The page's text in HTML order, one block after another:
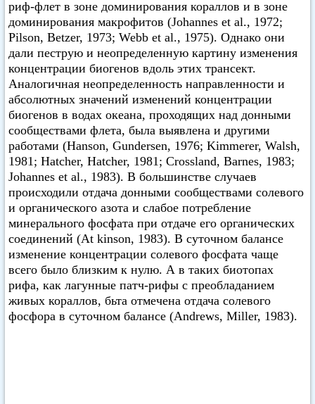
риф-флет в зоне доминирования кораллов и в зоне
доминирования макрофитов (Johannes et al., 1972;
Pilson, Betzer, 1973; Webb et аl., 1975). Однако они
дали пеструю и неопределенную картину изменения
концентрации биогенов вдоль этих трансект.
Аналогичная неопределенность направленности и
абсолютных значений изменений концентрации
биогенов в водах океана, проходящих над донными
сообществами флета, была выявлена и другими
работами (Hanson, Gundersen, 1976; Kimmerer, Walsh,
1981; Hatcher, Hatcher, 1981; Crossland, Barnes, 1983;
Johannes et al., 1983). В большинстве случаев
происходили отдача донными сообществами солевого
и органического азота и слабое потребление
минерального фосфата при отдаче его органических
соединений (At kinson, 1983). В суточном балансе
изменение концентрации солевого фосфата чаще
всего было близким к нулю. А в таких биотопах
рифа, как лагунные патч-рифы с преобладанием
живых кораллов, бьта отмечена отдача солевого
фосфора в суточном балансе (Andrews, Miller, 1983).